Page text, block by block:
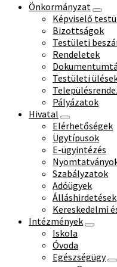
Önkormányzat
Képviselő
Bizottságok
Testületi
Rendeletek
Testületi
Pályázatok
Hivatal
Elérhetőségek
Ügytípusok
E-ügyintézés
Szabályzatok
Adóügyek
Álláshirdetések
Kereskedelmi
Intézmények
Iskola
Óvoda
Egészségügy